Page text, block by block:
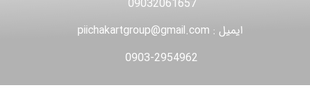
ایمیل : piichakartgroup@gmail.com
09032061657
0903-2954962